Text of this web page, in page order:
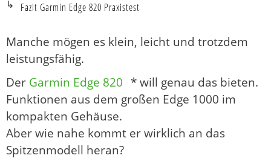
Manche mögen es klein, leicht und trotzdem
leistungsfähig.
Der Garmin Edge 820 * will genau das bieten.
Funktionen aus dem großen Edge 1000 im
kompakten Gehäuse.
Aber wie nahe kommt er wirklich an das
Spitzenmodell heran?
Fazit Garmin Edge 820 Praxistest